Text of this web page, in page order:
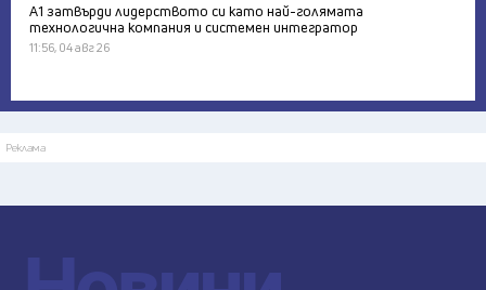
А1 затвърди лидерството си като най-голямата
технологична компания и системен интегратор
11:56, 04 авг 26
Реклама